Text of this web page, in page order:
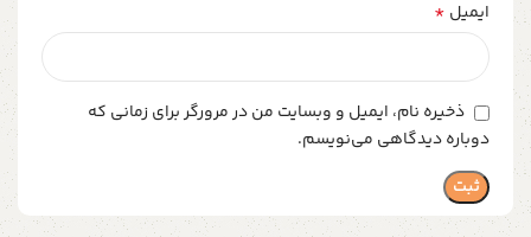
ایمیل *
ذخیره نام، ایمیل و وبسایت من در مرورگر برای زمانی که
دوباره دیدگاهی می‌نویسم.